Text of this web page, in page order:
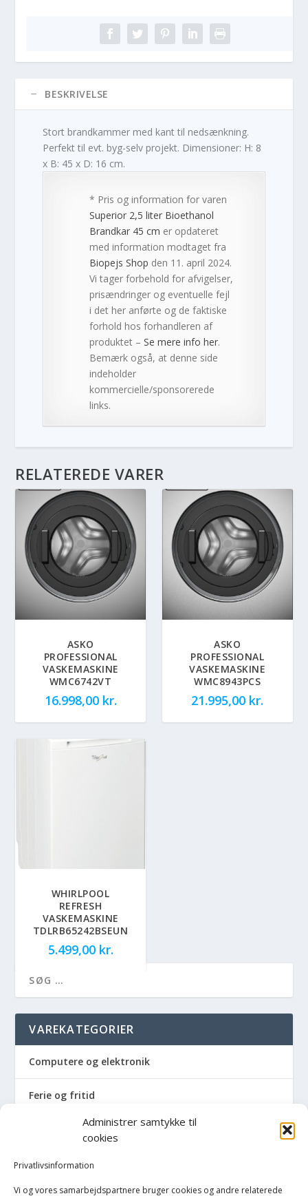
Administrer samtykke til
cookies
Privatlivsinformation
Vi og vores samarbejdspartnere bruger cookies og andre relaterede
BESKRIVELSE
Stort brandkammer med kant til nedsænkning.
Perfekt til evt. byg-selv projekt. Dimensioner: H: 8
x B: 45 x D: 16 cm.
* Pris og information for varen
Superior 2,5 liter Bioethanol
Brandkar 45 cm er opdateret
med information modtaget fra
Biopejs Shop den 11. april 2024.
Vi tager forbehold for afvigelser,
prisændringer og eventuelle fejl
i det her anførte og de faktiske
forhold hos forhandleren af
produktet –Se mere info her.
Bemærk også, at denne side
indeholder
kommercielle/sponsorerede
links.
RELATEREDE VARER
ASKO
PROFESSIONAL
VASKEMASKINE
WMC6742VT
16.998,00 kr.
ASKO
PROFESSIONAL
VASKEMASKINE
WMC8943PCS
21.995,00 kr.
WHIRLPOOL
REFRESH
VASKEMASKINE
TDLRB65242BSEUN
5.499,00 kr.
VAREKATEGORIER
Computere og elektronik
Ferie og fritid
Hus og have
Havemaskiner